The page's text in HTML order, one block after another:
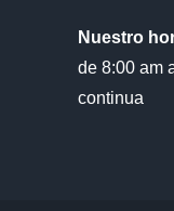
Nuestro
de 8:00 am
continua